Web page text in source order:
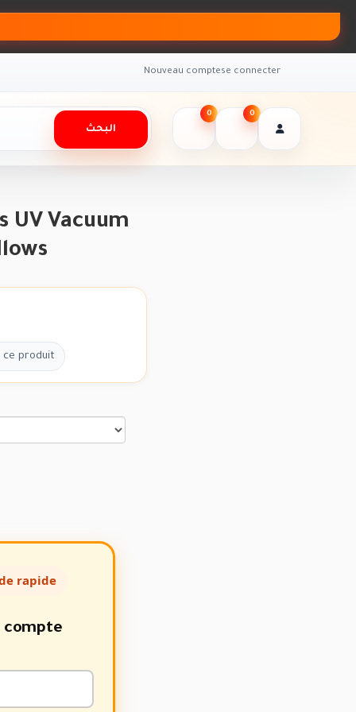
Nouveau comptese connecter
البحث
0 0
UV Vacuum
produit
rapide
compte